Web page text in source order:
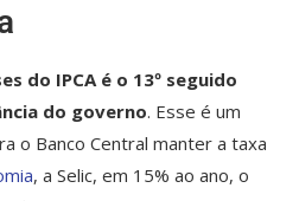
do IPCA é o 13º seguido
do governo. Esse é um
o Banco Central manter a taxa
, a Selic, em 15% ao ano, o